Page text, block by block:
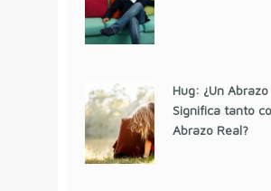
Hug: ¿Un
Significa tanto
Abrazo Real?